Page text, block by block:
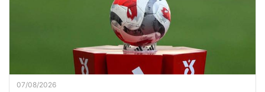
07/08/2026